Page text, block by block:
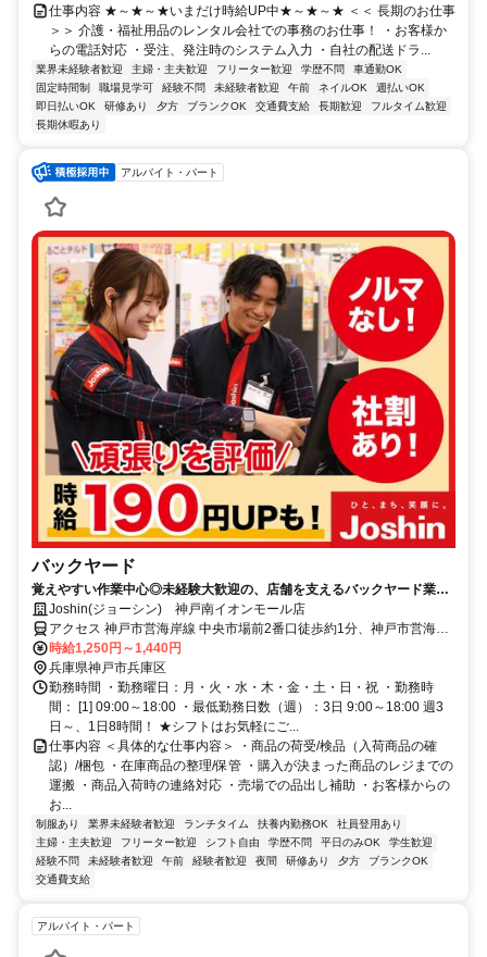
仕事内容 ★～★～★いまだけ時給UP中★～★～★ ＜＜ 長期のお仕事
＞＞ 介護・福祉用品のレンタル会社での事務のお仕事！ ・お客様か
らの電話対応 ・受注、発注時のシステム入力 ・自社の配送ドラ...
業界未経験者歓迎 主婦・主夫歓迎 フリーター歓迎 学歴不問
車通勤OK
固定時間制
職場見学可 経験不問 未経験者歓迎 午前 ネイルOK
週払いOK
即日払いOK
研修あり 夕方 ブランクOK 交通費支給 長期歓迎
フルタイム歓迎
長期休暇あり
アルバイト・パート
バックヤード
覚えやすい作業中心◎未経験大歓迎の、店舗を支えるバックヤード業
務！Joshin(ジョーシン) 神戸南イオンモール店
アクセス 神戸市営海岸線 中央市場前2番口徒歩約1分、神戸市営海岸
線 和田岬3番口徒歩約12分、ＪＲ山陽本線〔和田岬線〕 和田岬徒歩
約14分
時給1,250円～1,440円
兵庫県神戸市兵庫区
勤務時間 ・勤務曜日：月・火・水・木・金・土・日・祝 ・勤務時
間： [1] 09:00～18:00 ・最低勤務日数（週）：3日 9:00～18:00 週3
日～、1日8時間！ ★シフトはお気軽にご...
仕事内容 ＜具体的な仕事内容＞ ・商品の荷受/検品（入荷商品の確
認）/梱包 ・在庫商品の整理/保管 ・購入が決まった商品のレジまでの
運搬 ・商品入荷時の連絡対応 ・売場での品出し補助 ・お客様からの
お...
制服あり 業界未経験者歓迎 ランチタイム 扶養内勤務OK
社員登用あり
主婦・主夫歓迎
フリーター歓迎 シフト自由 学歴不問 平日のみOK
学生歓迎
経験不問
未経験者歓迎 午前 経験者歓迎 夜間 研修あり 夕方
ブランクOK
交通費支給
アルバイト・パート